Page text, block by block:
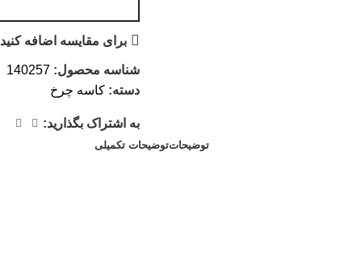
برای مقایسه اضافه کنید
شناسه محصول: 140257
دسته: کاسه چرخ
به اشتراک بگذارید:
توضیحاتتوضیحات تکمیلی